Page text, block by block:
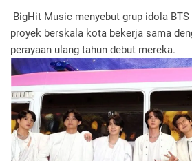
BigHit Music menyebut grup idola
proyek berskala kota bekerja sama
perayaan ulang tahun debut mereka.